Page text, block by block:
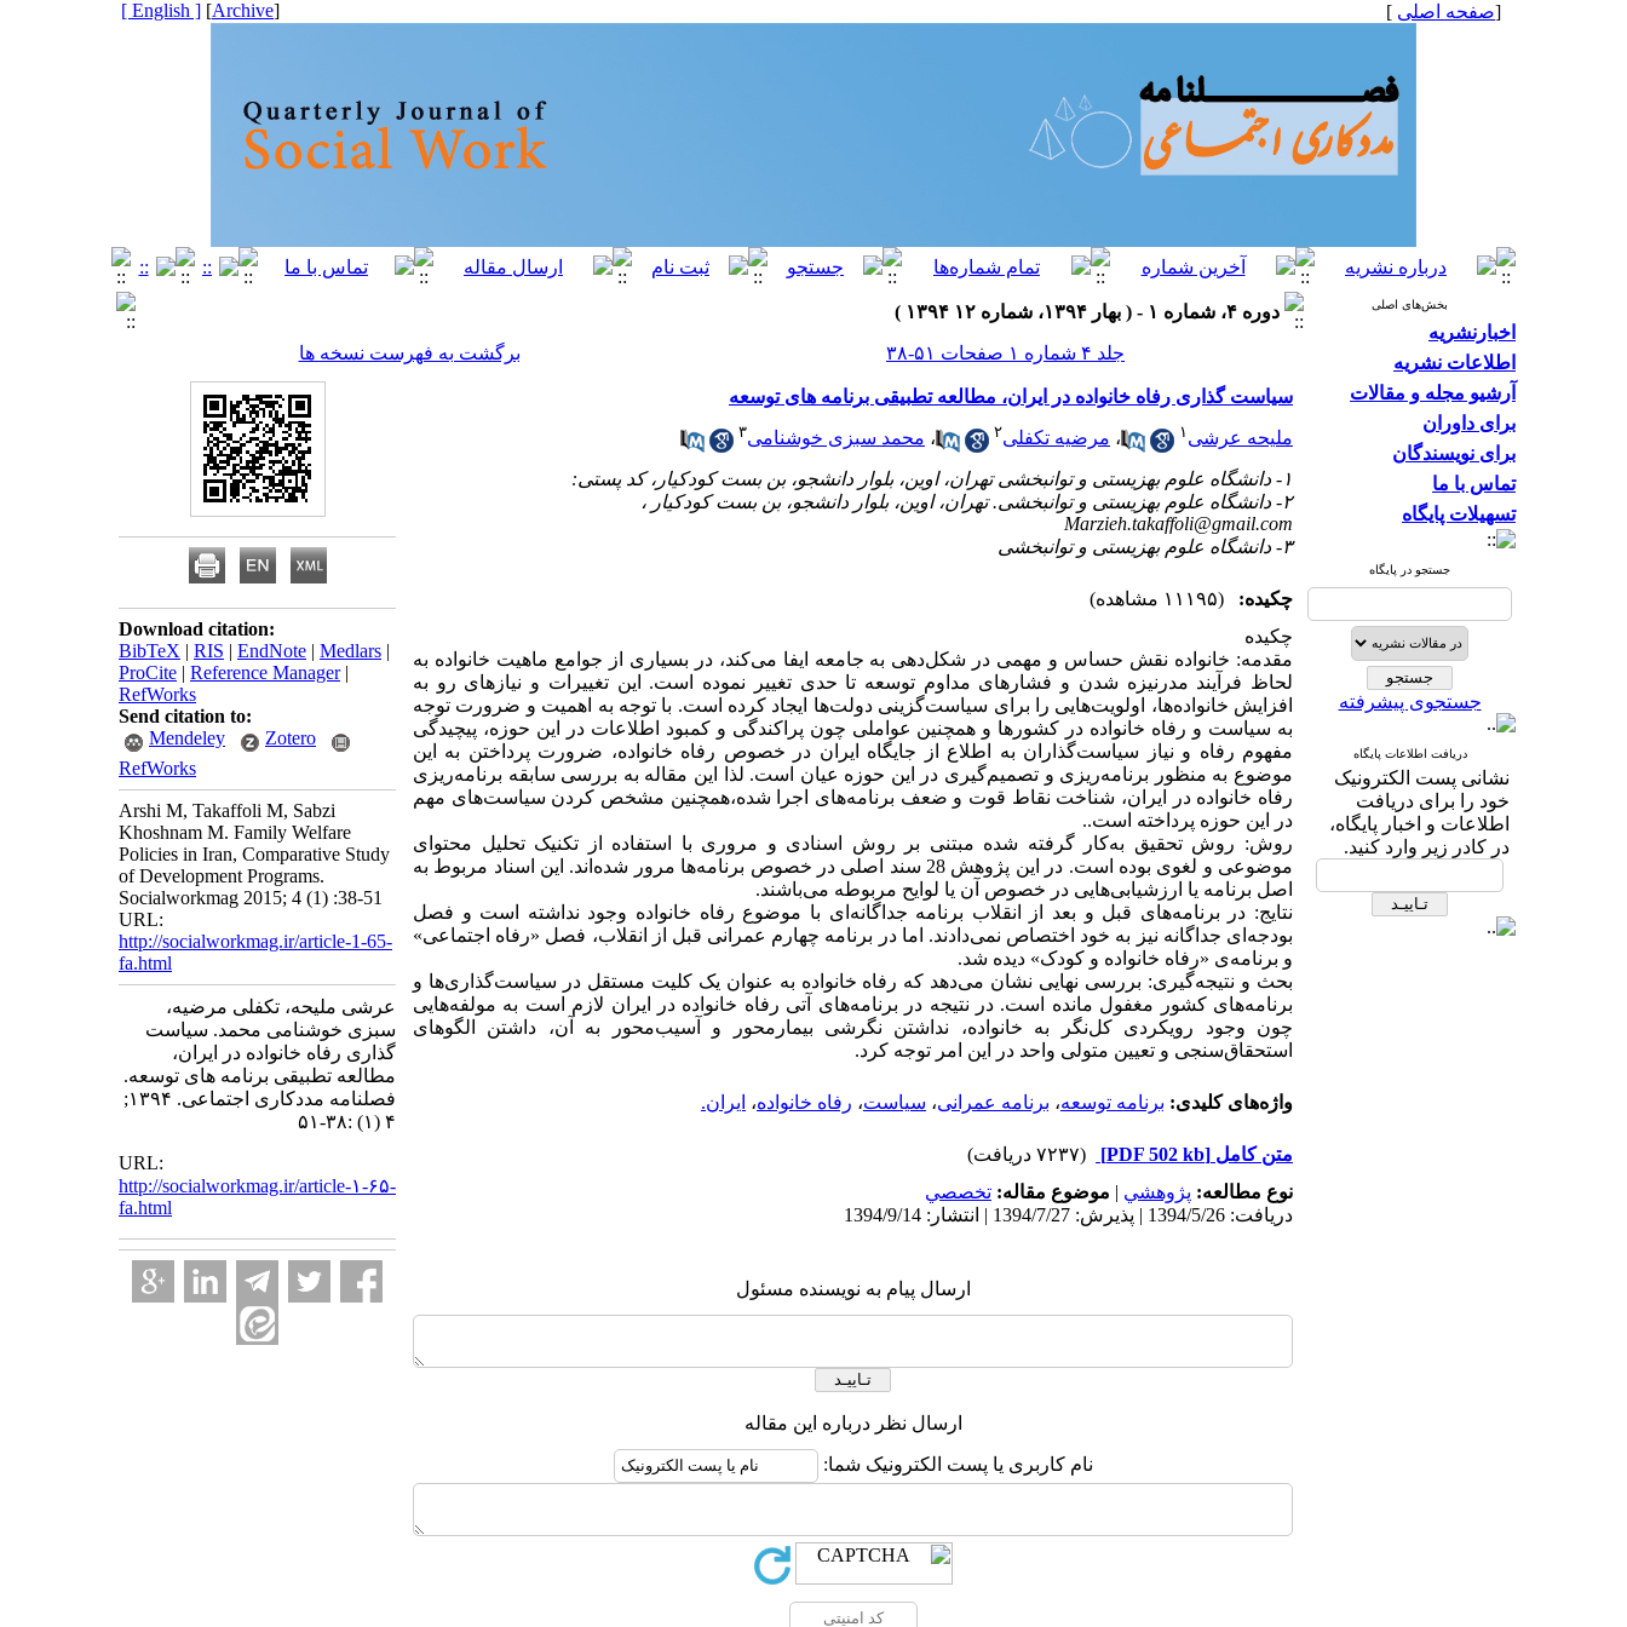
[صفحه اصلی ]
[
Archive
]
[ English ]
بخش‌های اصلی
اخبارنشریه
اطلاعات نشریه
آرشیو مجله و مقالات
برای داوران
برای نویسندگان
تماس با ما
تسهیلات پایگاه
جستجو در پایگاه
جستجوی پیشرفته
دریافت اطلاعات پایگاه
نشانی پست الکترونیک
خود را برای دریافت
اطلاعات و اخبار پایگاه،
در کادر زیر وارد کنید.
دوره ۴، شماره ۱ - ( بهار ۱۳۹۴، شماره ۱۲ ۱۳۹۴ )
جلد ۴ شماره ۱ صفحات ۵۱-۳۸
برگشت به فهرست نسخه ها
سیاست گذاری رفاه خانواده در ایران، مطالعه تطبیقی برنامه های توسعه
ملیحه عرشی ۱ ، مرضیه تکفلی۲ ، محمد سبزی خوشنامی۳
۱- دانشگاه علوم بهزیستی و توانبخشی تهران، اوین، بلوار دانشجو، بن بست کودکیار، کد پستی:
۲- دانشگاه علوم بهزیستی و توانبخشی. تهران، اوین، بلوار دانشجو، بن بست کودکیار ،
Marzieh.takaffoli@gmail.com
۳- دانشگاه علوم بهزیستی و توانبخشی
چکیده:
(۱۱۱۹۵ مشاهده)
چکیده
مقدمه: خانواده نقش حساس و مهمی در شکل‌دهی به جامعه ایفا می‌کند، در بسیاری از جوامع ماهیت خانواده به
لحاظ فرآیند مدرنیزه شدن و فشارهای مداوم توسعه تا حدی تغییر نموده است. این تغییرات و نیازهای رو به
افزایش خانواده‌ها، اولویت‌هایی را برای سیاست‌گزینی دولت‌ها ایجاد کرده است. با توجه به اهمیت و ضرورت توجه
به سیاست و رفاه خانواده در کشورها و همچنین عواملی چون پراکندگی و کمبود اطلاعات در این حوزه، پیچیدگی
مفهوم رفاه و نیاز سیاست‌گذاران به اطلاع از جایگاه ایران در خصوص رفاه خانواده، ضرورت پرداختن به این
موضوع به منظور برنامه‌ریزی و تصمیم‌گیری در این حوزه عیان است. لذا این مقاله به بررسی سابقه برنامه‌ریزی
رفاه خانواده در ایران، شناخت نقاط قوت و ضعف برنامه‌های اجرا شده،همچنین مشخص کردن سیاست‌های مهم
د‌ر این حوزه پرداخته است..
روش: روش تحقیق به‌کار گرفته شده مبتنی بر روش اسنادی و مروری با استفاده از تکنیک تحلیل محتوای
موضوعی و لغوی بوده است. در این پژوهش 28 سند اصلی در خصوص برنامه‌ها مرور شده‌اند. این اسناد مربوط به
اصل برنامه یا ارزشیابی‌هایی در خصوص آن یا لوایح مربوطه می‌باشند.
نتایج: در برنامه‌های قبل و بعد از انقلاب برنامه جداگانه‌ای با موضوع رفاه خانواده وجود نداشته است و فصل
بودجه‌ای جداگانه نیز به خود اختصاص نمی‌دادند. اما در برنامه چهارم عمرانی قبل از انقلاب، فصل «رفاه اجتماعی»
و برنامه‌ی «رفاه خانواده و کودک» دیده شد.
بحث و نتیجه‌گیری: بررسی نهایی نشان می‌دهد که رفاه خانواده به عنوان یک کلیت مستقل در سیاست‌گذاری‌ها و
برنامه‌های کشور مغفول مانده است. در نتیجه در برنامه‌های آتی رفاه خانواده در ایران لازم است به مولفه‌هایی
چون وجود رویکردی کل‌نگر به خانواده، نداشتن نگرشی بیمارمحور و آسیب‌محور به آن، داشتن الگوهای
استحقاق‌سنجی و تعیین متولی واحد در این امر توجه کرد.
واژه‌های کلیدی: برنامه توسعه، برنامه عمرانی، سیاست، رفاه خانواده، ایران.
متن کامل [PDF 502 kb]
(۷۲۳۷ دریافت)
نوع مطالعه: پژوهشي | موضوع مقاله: تخصصي
دریافت: 1394/5/26 | پذیرش: 1394/7/27 | انتشار: 1394/9/14
ارسال پیام به نویسنده مسئول
ارسال نظر درباره این مقاله
نام کاربری یا پست الکترونیک شما:
Download citation:
BibTeX | RIS | EndNote | Medlars |
ProCite | Reference Manager|
RefWorks
Send citation to:
Mendeley
Zotero
RefWorks
Arshi M, Takaffoli M, Sabzi
Khoshnam M. Family Welfare
Policies in Iran, Comparative Study
of Development Programs.
Socialworkmag 2015; 4 (1) :38-51
URL:
http://socialworkmag.ir/article-1-65-
fa.html
عرشی ملیحه، تکفلی مرضیه،
سبزی خوشنامی محمد. سیاست
گذاری رفاه خانواده در ایران،
مطالعه تطبیقی برنامه های توسعه.
فصلنامه مددکاری اجتماعی. ۱۳۹۴;
۴ (۱) :۳۸-۵۱
URL:
http://socialworkmag.ir/article-۱-۶۵-
fa.html